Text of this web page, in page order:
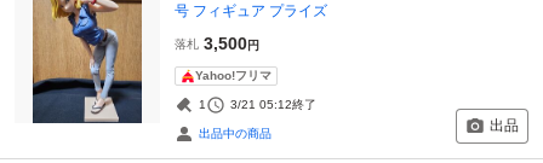
号 フィギュア プライズ
落札 3,500円
Yahoo!フリマ
1 3/21 05:12終了
出品中の商品 出品